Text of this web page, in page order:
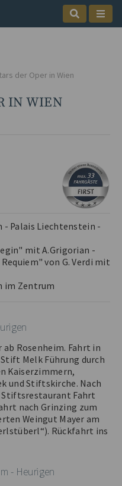
der Oper in Wien
IN WIEN
Palais Liechtenstein -
mit A.Grigorian -
von G. Verdi mit
im Zentrum
ab Rosenheim. Fahrt in
Melk Führung durch
Kaiserzimmern,
und Stiftskirche. Nach
Fahrt
nach Grinzing zum
Weingut Mayer am
Rückfahrt ins
- Heurigen